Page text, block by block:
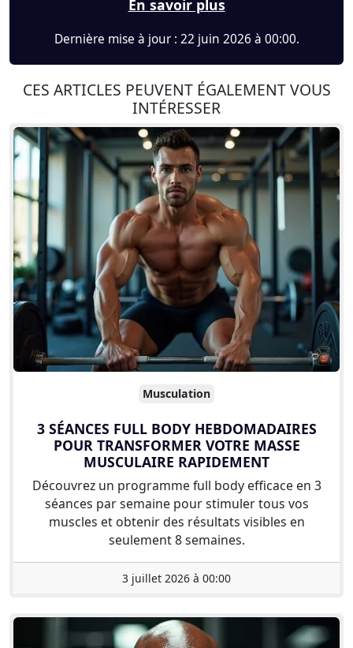
En savoir plus
Dernière mise à jour : 22 juin 2026 à 00:00.
CES ARTICLES PEUVENT ÉGALEMENT VOUS
INTÉRESSER
Musculation
3 SÉANCES FULL BODY HEBDOMADAIRES
POUR TRANSFORMER VOTRE MASSE
MUSCULAIRE RAPIDEMENT
Découvrez un programme full body efficace en 3
séances par semaine pour stimuler tous vos
muscles et obtenir des résultats visibles en
seulement 8 semaines.
3 juillet 2026 à 00:00